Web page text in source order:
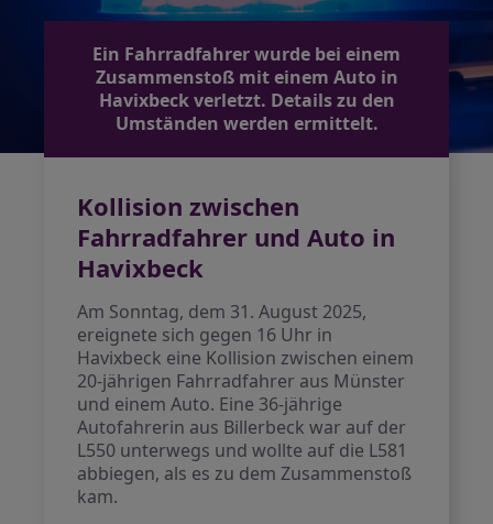
Ein Fahrradfahrer wurde bei einem
Zusammenstoß mit einem Auto in
Havixbeck verletzt. Details zu den
Umständen werden ermittelt.
Kollision zwischen
Fahrradfahrer und Auto in
Havixbeck
Am Sonntag, dem 31. August 2025,
ereignete sich gegen 16 Uhr in
Havixbeck eine Kollision zwischen einem
20-jährigen Fahrradfahrer aus Münster
und einem Auto. Eine 36-jährige
Autofahrerin aus Billerbeck war auf der
L550 unterwegs und wollte auf die L581
abbiegen, als es zu dem Zusammenstoß
kam.